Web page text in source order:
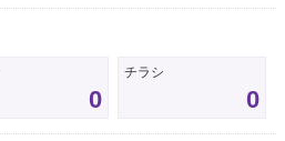
0
チラシ
0